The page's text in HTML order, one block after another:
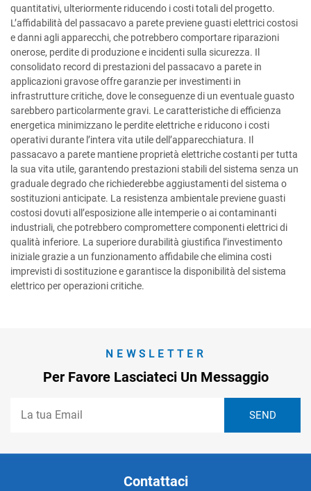
quantitativi, ulteriormente riducendo i costi totali del progetto.
L’affidabilità del passacavo a parete previene guasti elettrici costosi
e danni agli apparecchi, che potrebbero comportare riparazioni
onerose, perdite di produzione e incidenti sulla sicurezza. Il
consolidato record di prestazioni del passacavo a parete in
applicazioni gravose offre garanzie per investimenti in
infrastrutture critiche, dove le conseguenze di un eventuale guasto
sarebbero particolarmente gravi. Le caratteristiche di efficienza
energetica minimizzano le perdite elettriche e riducono i costi
operativi durante l’intera vita utile dell’apparecchiatura. Il
passacavo a parete mantiene proprietà elettriche costanti per tutta
la sua vita utile, garantendo prestazioni stabili del sistema senza un
graduale degrado che richiederebbe aggiustamenti del sistema o
sostituzioni anticipate. La resistenza ambientale previene guasti
costosi dovuti all’esposizione alle intemperie o ai contaminanti
industriali, che potrebbero compromettere componenti elettrici di
qualità inferiore. La superiore durabilità giustifica l’investimento
iniziale grazie a un funzionamento affidabile che elimina costi
imprevisti di sostituzione e garantisce la disponibilità del sistema
elettrico per operazioni critiche.
NEWSLETTER
Per Favore Lasciateci Un Messaggio
Contattaci